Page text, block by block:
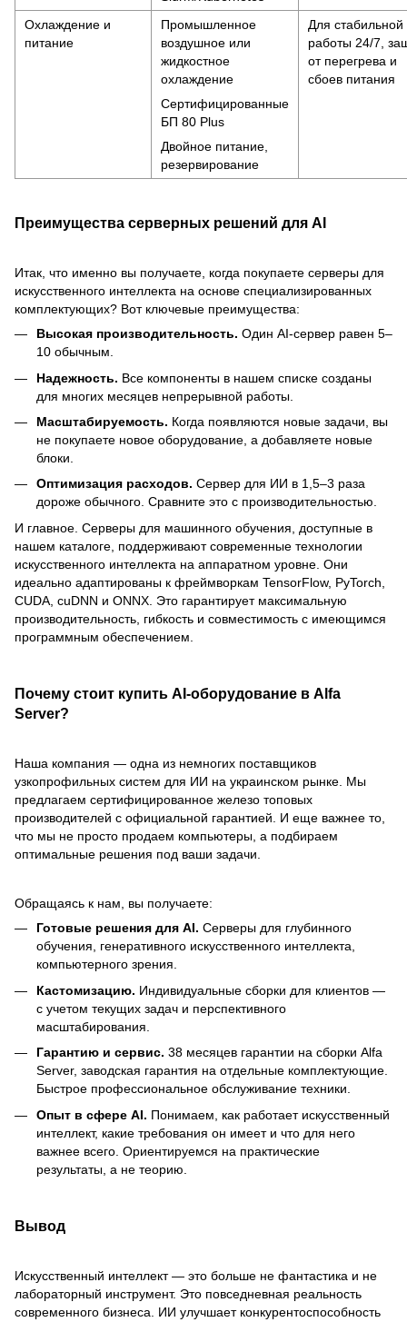
Охлаждение и
питание
Промышленное
воздушное или
жидкостное
охлаждение
Сертифицированные
БП 80 Plus
Двойное питание,
резервирование
Для стабильной
работы 24/7,
от перегрева и
сбоев питания
Преимущества серверных решений для AI
Итак, что именно вы получаете, когда покупаете серверы для
искусственного интеллекта на основе специализированных
комплектующих? Вот ключевые преимущества:
Высокая производительность. Один AI-сервер равен 5–
10 обычным.
Надежность. Все компоненты в нашем списке созданы
для многих месяцев непрерывной работы.
Масштабируемость. Когда появляются новые задачи, вы
не покупаете новое оборудование, а добавляете новые
блоки.
Оптимизация расходов. Сервер для ИИ в 1,5–3 раза
дороже обычного. Сравните это с производительностью.
И главное. Серверы для машинного обучения, доступные в
нашем каталоге, поддерживают современные технологии
искусственного интеллекта на аппаратном уровне. Они
идеально адаптированы к фреймворкам TensorFlow, PyTorch,
CUDA, cuDNN и ONNX. Это гарантирует максимальную
производительность, гибкость и совместимость с имеющимся
программным обеспечением.
Почему стоит купить AI-оборудование в Alfa
Server?
Наша компания — одна из немногих поставщиков
узкопрофильных систем для ИИ на украинском рынке. Мы
предлагаем сертифицированное железо топовых
производителей с официальной гарантией. И еще важнее то,
что мы не просто продаем компьютеры, а подбираем
оптимальные решения под ваши задачи.
Обращаясь к нам, вы получаете:
Готовые решения для AI. Серверы для глубинного
обучения, генеративного искусственного интеллекта,
компьютерного зрения.
Кастомизацию. Индивидуальные сборки для клиентов —
с учетом текущих задач и перспективного
масштабирования.
Гарантию и сервис. 38 месяцев гарантии на сборки Alfa
Server, заводская гарантия на отдельные комплектующие.
Быстрое профессиональное обслуживание техники.
Опыт в сфере AI. Понимаем, как работает искусственный
интеллект, какие требования он имеет и что для него
важнее всего. Ориентируемся на практические
результаты, а не теорию.
Вывод
Искусственный интеллект — это больше не фантастика и не
лабораторный инструмент. Это повседневная реальность
современного бизнеса. ИИ улучшает конкурентоспособность